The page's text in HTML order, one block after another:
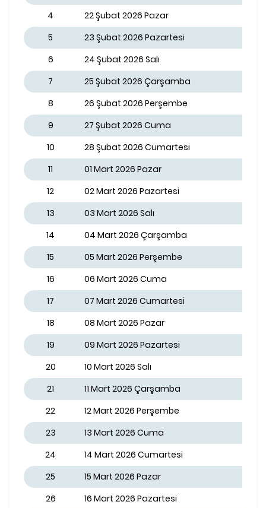
4
22 Şubat 2026 Pazar
5
23 Şubat 2026 Pazartesi
6
24 Şubat 2026 Salı
7
25 Şubat 2026 Çarşamba
8
26 Şubat 2026 Perşembe
9
27 Şubat 2026 Cuma
10
28 Şubat 2026 Cumartesi
11
01 Mart 2026 Pazar
12
02 Mart 2026 Pazartesi
13
03 Mart 2026 Salı
14
04 Mart 2026 Çarşamba
15
05 Mart 2026 Perşembe
16
06 Mart 2026 Cuma
17
07 Mart 2026 Cumartesi
18
08 Mart 2026 Pazar
19
09 Mart 2026 Pazartesi
20
10 Mart 2026 Salı
21
11 Mart 2026 Çarşamba
22
12 Mart 2026 Perşembe
23
13 Mart 2026 Cuma
24
14 Mart 2026 Cumartesi
25
15 Mart 2026 Pazar
26
16 Mart 2026 Pazartesi